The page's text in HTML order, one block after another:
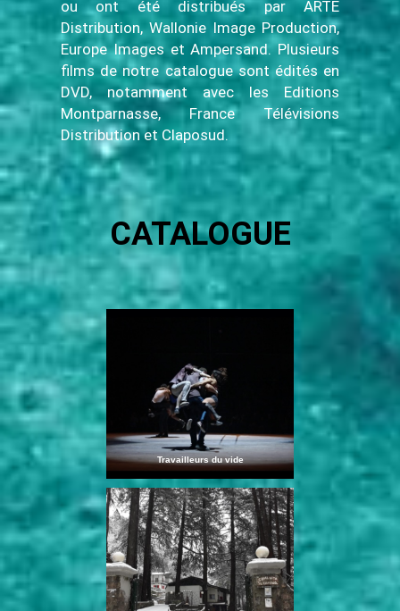
ou ont été distribués par ARTE
Distribution, Wallonie Image Production,
Europe Images et Ampersand. Plusieurs
films de notre catalogue sont édités en
DVD, notamment avec les Editions
Montparnasse, France Télévisions
Distribution et Claposud.
CATALOGUE
Travailleurs du vide